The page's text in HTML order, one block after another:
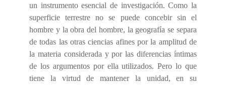
un instrumento esencial de investigación. Como la
superficie terrestre no se puede concebir sin el
hombre y la obra del hombre, la geografía se separa
de todas las otras ciencias afines por la amplitud de
la materia considerada y por las diferencias íntimas
de los argumentos por ella utilizados. Pero lo que
tiene la virtud de mantener la unidad, en su